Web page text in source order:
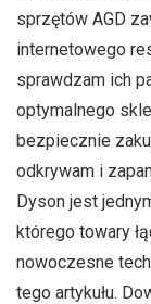
sprzętów AGD
internetowego
sprawdzam ich
optymalnego
bezpiecznie
odkrywam i
Dyson jest
którego towary
nowoczesne
tego artykułu.